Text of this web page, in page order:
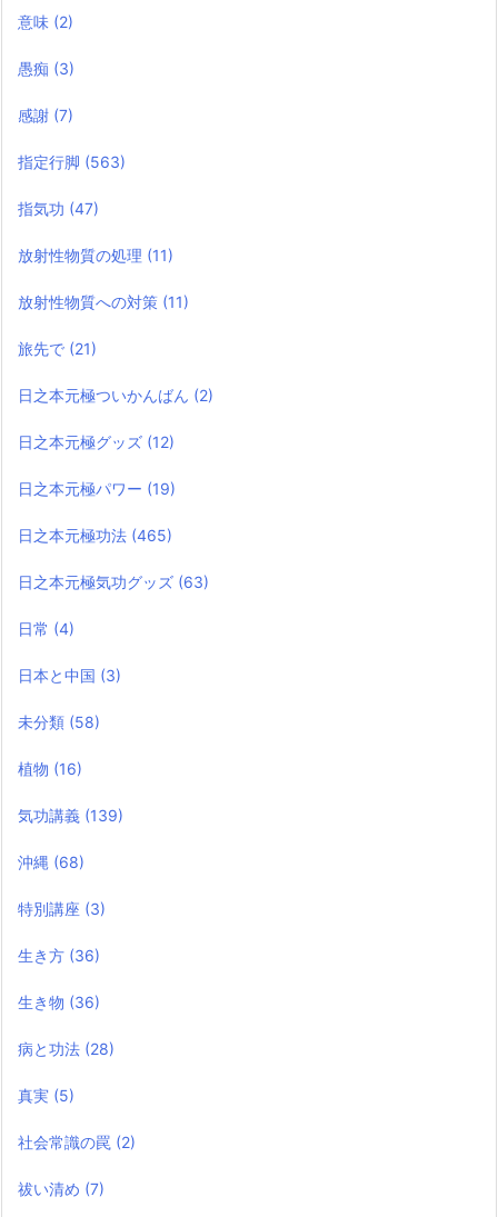
意味 (2)
愚痴 (3)
感謝 (7)
指定行脚 (563)
指気功 (47)
放射性物質の処理 (11)
放射性物質への対策 (11)
旅先で (21)
日之本元極ついかんばん (2)
日之本元極グッズ (12)
日之本元極パワー (19)
日之本元極功法 (465)
日之本元極気功グッズ (63)
日常 (4)
日本と中国 (3)
未分類 (58)
植物 (16)
気功講義 (139)
沖縄 (68)
特別講座 (3)
生き方 (36)
生き物 (36)
病と功法 (28)
真実 (5)
社会常識の罠 (2)
祓い清め (7)